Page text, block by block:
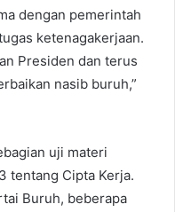
dengan pemerintah
ketenagakerjaan.
Presiden dan terus
nasib buruh,”
uji materi
tentang Cipta Kerja.
Buruh, beberapa